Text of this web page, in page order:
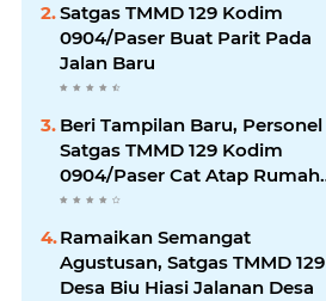
Satgas TMMD 129 Kodim
0904/Paser Buat Parit Pada
Jalan Baru
Beri Tampilan Baru, Personel
Satgas TMMD 129 Kodim
0904/Paser Cat Atap Rumah
Marbot
Ramaikan Semangat
Agustusan, Satgas TMMD 129
Desa Biu Hiasi Jalanan Desa